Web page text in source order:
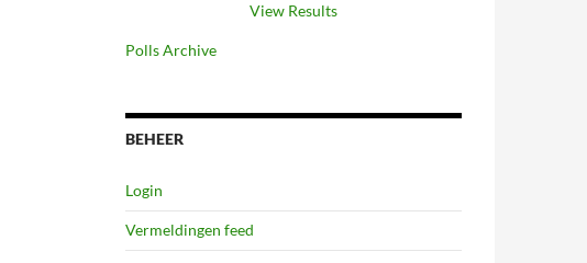
View Results
Polls Archive
BEHEER
Login
Vermeldingen feed